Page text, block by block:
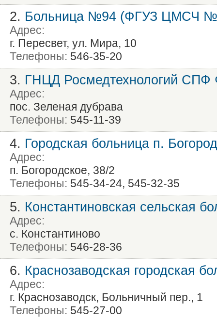
2. Больница №94 (ФГУЗ ЦМСЧ
Адрес:
г. Пересвет, ул. Мира, 10
Телефоны: 546-35-20
3. ГНЦД Росмедтехнологий
Адрес:
пос. Зеленая дубрава
Телефоны: 545-11-39
4. Городская больница п.
Адрес:
п. Богородское, 38/2
Телефоны: 545-34-24, 545-32-35
5. Константиновская сельская
Адрес:
с. Константиново
Телефоны: 546-28-36
6. Краснозаводская городская
Адрес:
г. Краснозаводск, Больничный пер., 1
Телефоны: 545-27-00